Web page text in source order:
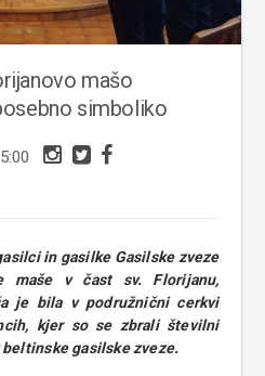
mašo
simboliko
in gasilke Gasilske zveze
maše v čast sv. Florijanu,
je bila v podružnični cerkvi
kjer so se zbrali številni
gasilske zveze.